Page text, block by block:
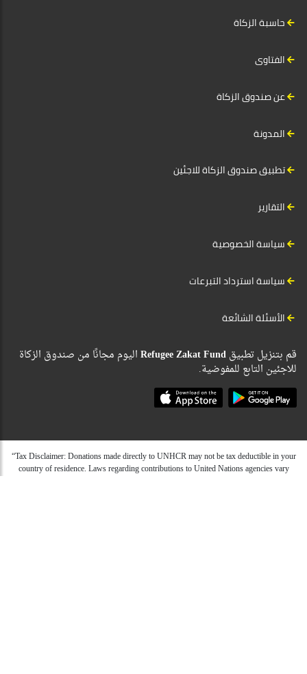
حاسبة الزكاة
الفتاوى
عن صندوق الزكاة
المدونة
تطبيق صندوق الزكاة للاجئين
التقارير
سياسة الخصوصية
سياسة استرداد التبرعات
الأسئلة الشائعة
قم بتنزيل تطبيقRefugee Zakat Fundاليوم مجانًا من صندوق الزكاة
للاجئين التابع للمفوضية.
“Tax Disclaimer: Donations made directly to UNHCR may not be tax deductible in your
country of residence. Laws regarding contributions to United Nations agencies vary